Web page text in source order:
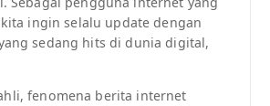
ingin selalu update dengan
sedang hits di dunia digital,
fenomena berita internet